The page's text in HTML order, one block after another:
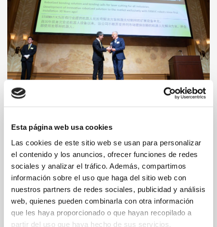
Esta página web usa cookies
Las cookies de este sitio web se usan para personalizar
el contenido y los anuncios, ofrecer funciones de redes
sociales y analizar el tráfico. Además, compartimos
información sobre el uso que haga del sitio web con
nuestros partners de redes sociales, publicidad y análisis
web, quienes pueden combinarla con otra información
que les haya proporcionado o que hayan recopilado a
partir del uso que haya hecho de sus servicios.
Starmatik recibe el Application Award por parte de Fanuc
Leer más